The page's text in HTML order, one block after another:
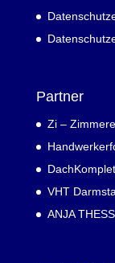
Partner
Zi –
VHT
ANJA